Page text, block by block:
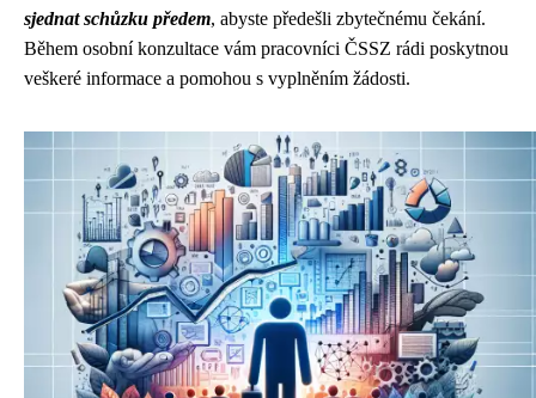
sjednat schůzku předem, abyste předešli zbytečnému čekání.
Během osobní konzultace vám pracovníci ČSSZ rádi poskytnou
veškeré informace a pomohou s vyplněním žádosti.